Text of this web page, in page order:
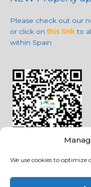
We use cookies to optimize
Please check out our
or click onthis linkto
within Spain